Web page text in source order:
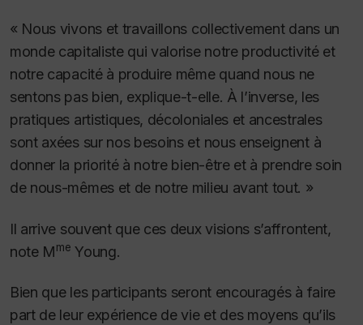
« Nous vivons et travaillons collectivement dans un
monde capitaliste qui valorise notre productivité et
notre capacité à produire même quand nous ne
sentons pas bien, explique-t-elle. À l’inverse, les
pratiques artistiques, décoloniales et ancestrales
sont axées sur nos besoins et nous enseignent à
donner la priorité à notre bien-être et à prendre soin
de nous-mêmes et de notre milieu avant tout. »
Il arrive souvent que ces deux visions s’affrontent,
note Mme Young.
Bien que les participants seront encouragés à faire
part de leur expérience de vie et des moyens qu’ils